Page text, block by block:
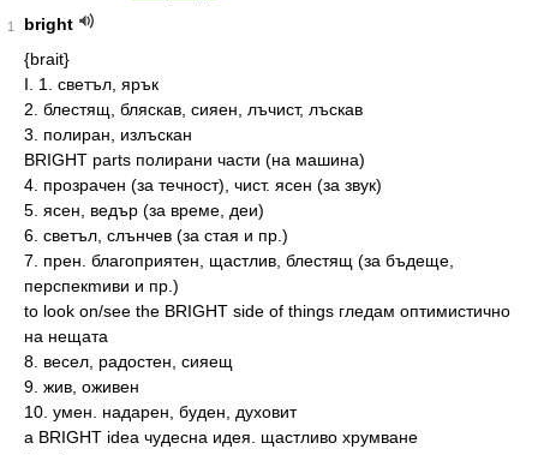
1
bright
{brait}
I. 1. светъл, ярък
2. блестящ, бляскав, сияен, лъчист, лъскав
3. полиран, излъскан
BRIGHT parts полирани части (на машина)
4. прозрачен (за течност), чист. ясен (за звук)
5. ясен, ведър (за време, деи)
6. светъл, слънчев (за стая и пр.)
7. прен. благоприятен, щастлив, блестящ (за бъдеще,
перспекmиви и пр.)
to look on/see the BRIGHT side of things гледам оптимистично
на нещата
8. весел, радостен, сияещ
9. жив, оживен
10. умен. надарен, буден, духовит
a BRIGHT idea чудесна идея. щастливо хрумване